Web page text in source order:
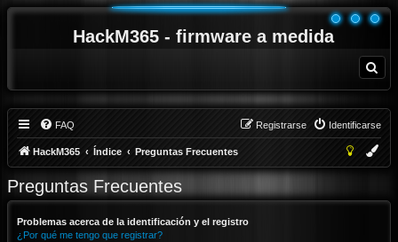
HackM365 - firmware a medida
u
FAQ Identificarse
Registrarse
HackM365 Índice Preguntas Frecuentes
Preguntas Frecuentes
Problemas acerca de la identificación y el registro
¿Por qué me tengo que registrar?